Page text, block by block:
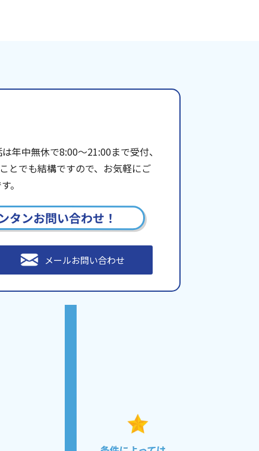
年中無休で8:00〜21:00まで受付、
とでも結構ですので、お気軽にご
。
タンお問い合わせ！
メールお問い合わせ